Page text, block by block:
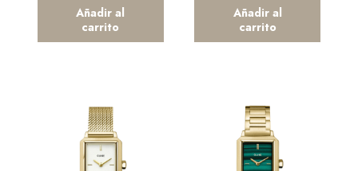
Añadir al
carrito
Añadir al
carrito